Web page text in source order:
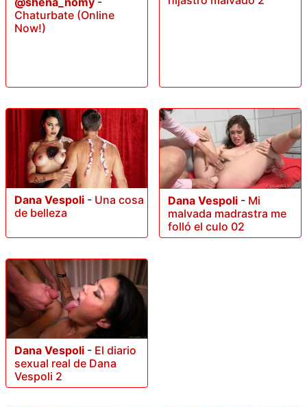
Chaturbate (Online
Now!)
Dana Vespoli - Una cosa
de belleza
Dana Vespoli - Mi
malvada madrastra me
folló el culo 02
Dana Vespoli - El diario
sexual real de Dana
Vespoli 2